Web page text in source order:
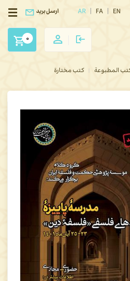
FA EN
AR ارسل بريد
0
المطبوعة كتب مختارة